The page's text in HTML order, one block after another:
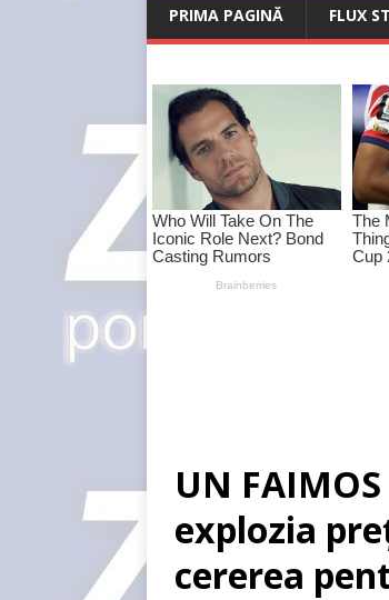
PRIMA PAGINĂ FLUX
UN
explozia
cererea